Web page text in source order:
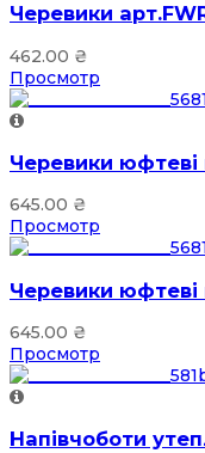
Черевики
462.00 ₴
Просмотр
Черевики
645.00 ₴
Просмотр
Черевики
645.00 ₴
Просмотр
Напівчоботи